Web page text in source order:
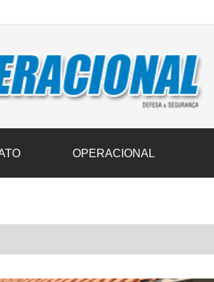
toneladas de donativos ao Rio Grande do
OPERACIONAL